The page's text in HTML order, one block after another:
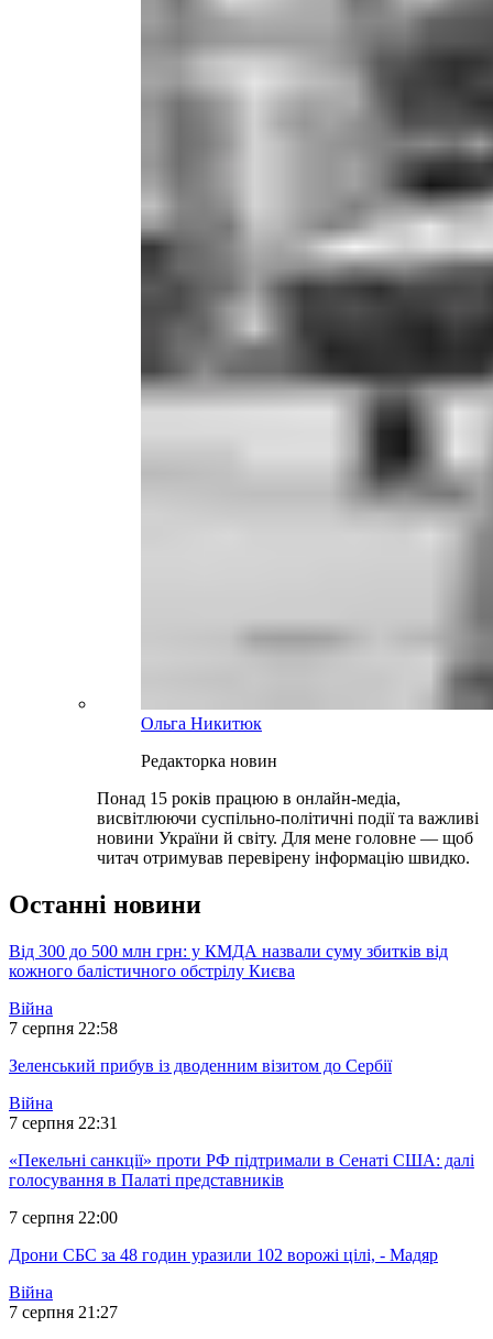
Ольга Никитюк
Редакторка новин
Понад 15 років працюю в онлайн-медіа,
висвітлюючи суспільно-політичні події та важливі
новини України й світу. Для мене головне — щоб
читач отримував перевірену інформацію швидко.
Останні новини
Від 300 до 500 млн грн: у КМДА назвали суму збитків від
кожного балістичного обстрілу Києва
Війна
7 серпня 22:58
Зеленський прибув із дводенним візитом до Сербії
Війна
7 серпня 22:31
«Пекельні санкції» проти РФ підтримали в Сенаті США: далі
голосування в Палаті представників
7 серпня 22:00
Дрони СБС за 48 годин уразили 102 ворожі цілі, - Мадяр
Війна
7 серпня 21:27